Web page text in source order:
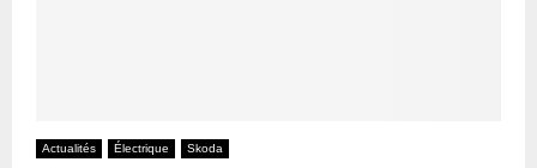
Actualités Électrique Skoda